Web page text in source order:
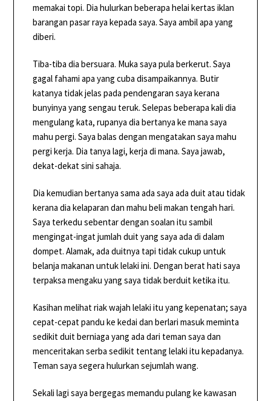
memakai topi. Dia hulurkan beberapa helai kertas iklan
barangan pasar raya kepada saya. Saya ambil apa yang
diberi.
Tiba-tiba dia bersuara. Muka saya pula berkerut. Saya
gagal fahami apa yang cuba disampaikannya. Butir
katanya tidak jelas pada pendengaran saya kerana
bunyinya yang sengau teruk. Selepas beberapa kali dia
mengulang kata, rupanya dia bertanya ke mana saya
mahu pergi. Saya balas dengan mengatakan saya mahu
pergi kerja. Dia tanya lagi, kerja di mana. Saya jawab,
dekat-dekat sini sahaja.
Dia kemudian bertanya sama ada saya ada duit atau tidak
kerana dia kelaparan dan mahu beli makan tengah hari.
Saya terkedu sebentar dengan soalan itu sambil
mengingat-ingat jumlah duit yang saya ada di dalam
dompet. Alamak, ada duitnya tapi tidak cukup untuk
belanja makanan untuk lelaki ini. Dengan berat hati saya
terpaksa mengaku yang saya tidak berduit ketika itu.
Kasihan melihat riak wajah lelaki itu yang kepenatan; saya
cepat-cepat pandu ke kedai dan berlari masuk meminta
sedikit duit berniaga yang ada dari teman saya dan
menceritakan serba sedikit tentang lelaki itu kepadanya.
Teman saya segera hulurkan sejumlah wang.
Sekali lagi saya bergegas memandu pulang ke kawasan